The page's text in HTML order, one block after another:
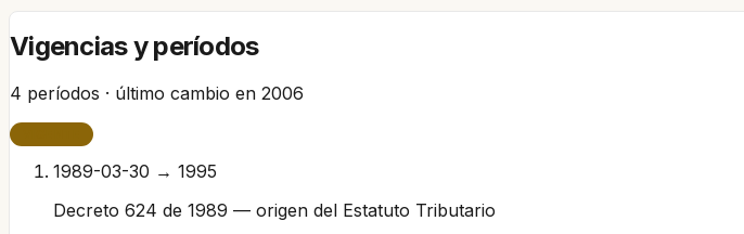
Vigencias y períodos
4 períodos · último cambio en 2006
1989-03-30 → 1995
Decreto 624 de 1989 — origen del Estatuto Tributario